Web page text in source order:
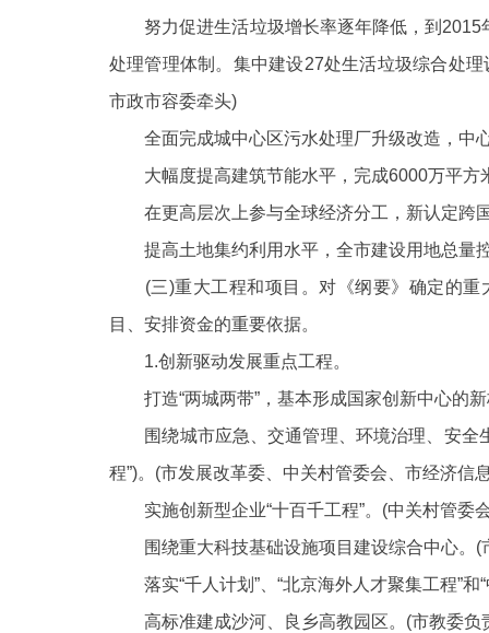
努力促进生活垃圾增长率逐年降低，到 2015
处理管理体制。集中建设27处生活垃圾综合处
市政市容委牵头)
全面完成城中心区污水处理厂升级改造，中
大幅度提高建筑节能水平，完成6000万平方
在更高层次上参与全球经济分工，新认定跨
提高土地集约利用水平，全市建设用地总量
(三)重大工程和项目。对《纲要》确定的重
目、安排资金的重要依据。
1.创新驱动发展重点工程。
打造“两城两带”，基本形成国家创新中心的新
围绕城市应急、交通管理、环境治理、安全
程”)。(市发展改革委、中关村管委会、市经济
实施创新型企业“十百千工程”。(中关村管委
围绕重大科技基础设施项目建设综合中心。 (
落实“千人计划”、“北京海外人才聚集工程”和
高标准建成沙河、良乡高教园区。 (市教委负